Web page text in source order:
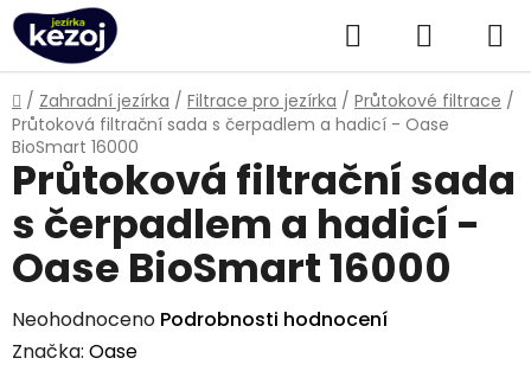
Přejít
na
obsah
Hledat
KOŠÍK
Domů
/ Zahradní jezírka / Filtrace pro jezírka / Průtokové filtrace /
Průtoková filtrační sada s čerpadlem a hadicí - Oase
BioSmart 16000
Průtoková filtrační sada
s čerpadlem a hadicí -
Oase BioSmart 16000
Průměrné
hodnocení
Neohodnoceno Podrobnosti hodnocení
Značka: Oase